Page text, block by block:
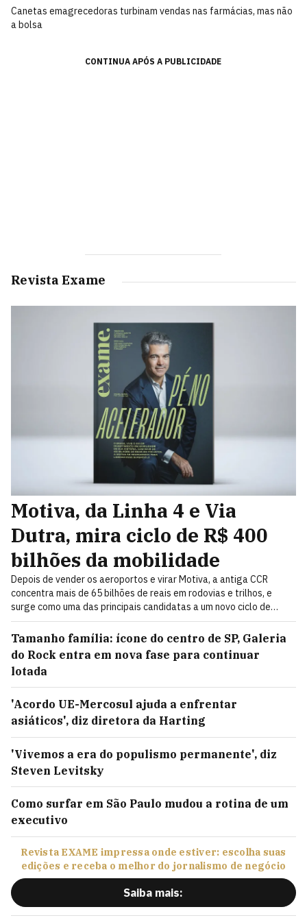
Canetas emagrecedoras turbinam vendas nas farmácias, mas não
a bolsa
CONTINUA APÓS A PUBLICIDADE
Revista Exame
Motiva, da Linha 4 e Via
Dutra, mira ciclo de R$ 400
bilhões da mobilidade
Depois de vender os aeroportos e virar Motiva, a antiga CCR
concentra mais de 65 bilhões de reais em rodovias e trilhos, e
surge como uma das principais candidatas a um novo ciclo de
mobilidade de 400 bilhões de reais
Tamanho família: ícone do centro de SP, Galeria
do Rock entra em nova fase para continuar
lotada
'Acordo UE-Mercosul ajuda a enfrentar
asiáticos', diz diretora da Harting
'Vivemos a era do populismo permanente', diz
Steven Levitsky
Como surfar em São Paulo mudou a rotina de um
executivo
Revista EXAME impressa onde estiver: escolha suas
edições e receba o melhor do jornalismo de negócio
Saiba mais: